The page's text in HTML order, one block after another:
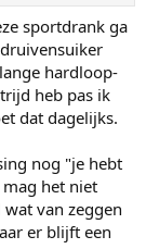
sportdrank ga
hardloop-
heb pas ik
dat dagelijks.
nog "je hebt
het niet
van zeggen
er blijft een